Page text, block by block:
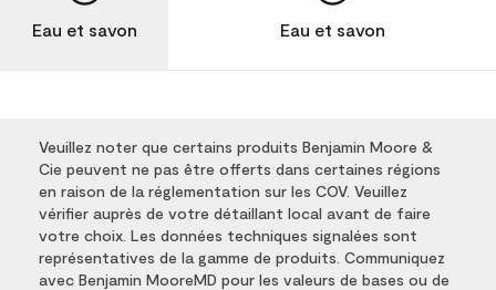
Eau et savon Eau et savon
Veuillez noter que certains produits Benjamin Moore &
Cie peuvent ne pas être offerts dans certaines régions
en raison de la réglementation sur les COV. Veuillez
vérifier auprès de votre détaillant local avant de faire
votre choix. Les données techniques signalées sont
représentatives de la gamme de produits. Communiquez
avec Benjamin MooreMD pour les valeurs de bases ou de